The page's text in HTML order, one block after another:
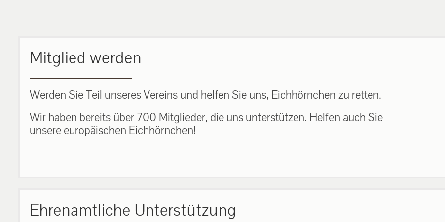
Mitglied werden
Werden Sie Teil unseres Vereins und helfen Sie uns, Eichhörnchen zu retten.
Wir haben bereits über 700 Mitglieder, die uns unterstützen. Helfen auch Sie
unsere europäischen Eichhörnchen!
Ehrenamtliche Unterstützung